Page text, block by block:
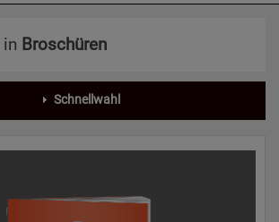
Broschüren
Schnellwahl